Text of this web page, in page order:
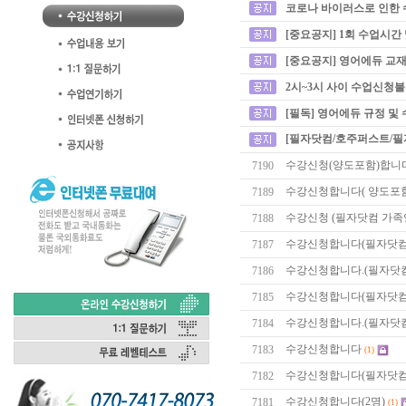
코로나 바이러스로 인한
[중요공지] 1회 수업시
[중요공지] 영어에듀 교
2시~3시 사이 수업신청
[필독] 영어에듀 규정 및
[필자닷컴/호주퍼스트/
7190 수강신청(양도포함)합니
7189 수강신청합니다( 양도포
7188 수강신청 (필자닷컴 가족
7187 수강신청합니다(필자닷
7186 수강신청합니다.(필자닷
7185 수강신청합니다(필자닷
7184 수강신청합니다.(필자닷
7183 수강신청합니다 (1)
7182 수강신청합니다(필자닷
7181 수강신청합니다(2명) (1)